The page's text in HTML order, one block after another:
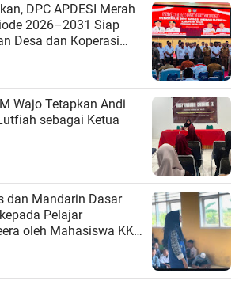
DPC APDESI Merah
2026–2031 Siap
Desa dan Koperasi
Wajo Tetapkan Andi
sebagai Ketua
dan Mandarin Dasar
Pelajar
oleh Mahasiswa KKN